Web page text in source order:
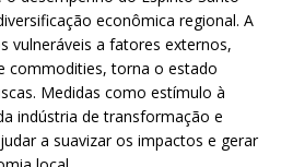
econômica regional. A
vulneráveis a fatores externos,
commodities, torna o estado
Medidas como estímulo à
indústria de transformação e
a suavizar os impactos e gerar